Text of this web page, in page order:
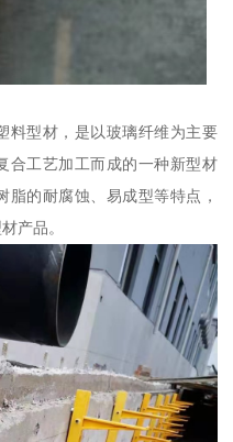
料型材，是以玻璃纤维为主要
合工艺加工而成的一种新型材
的耐腐蚀、易成型等特点，
产品。